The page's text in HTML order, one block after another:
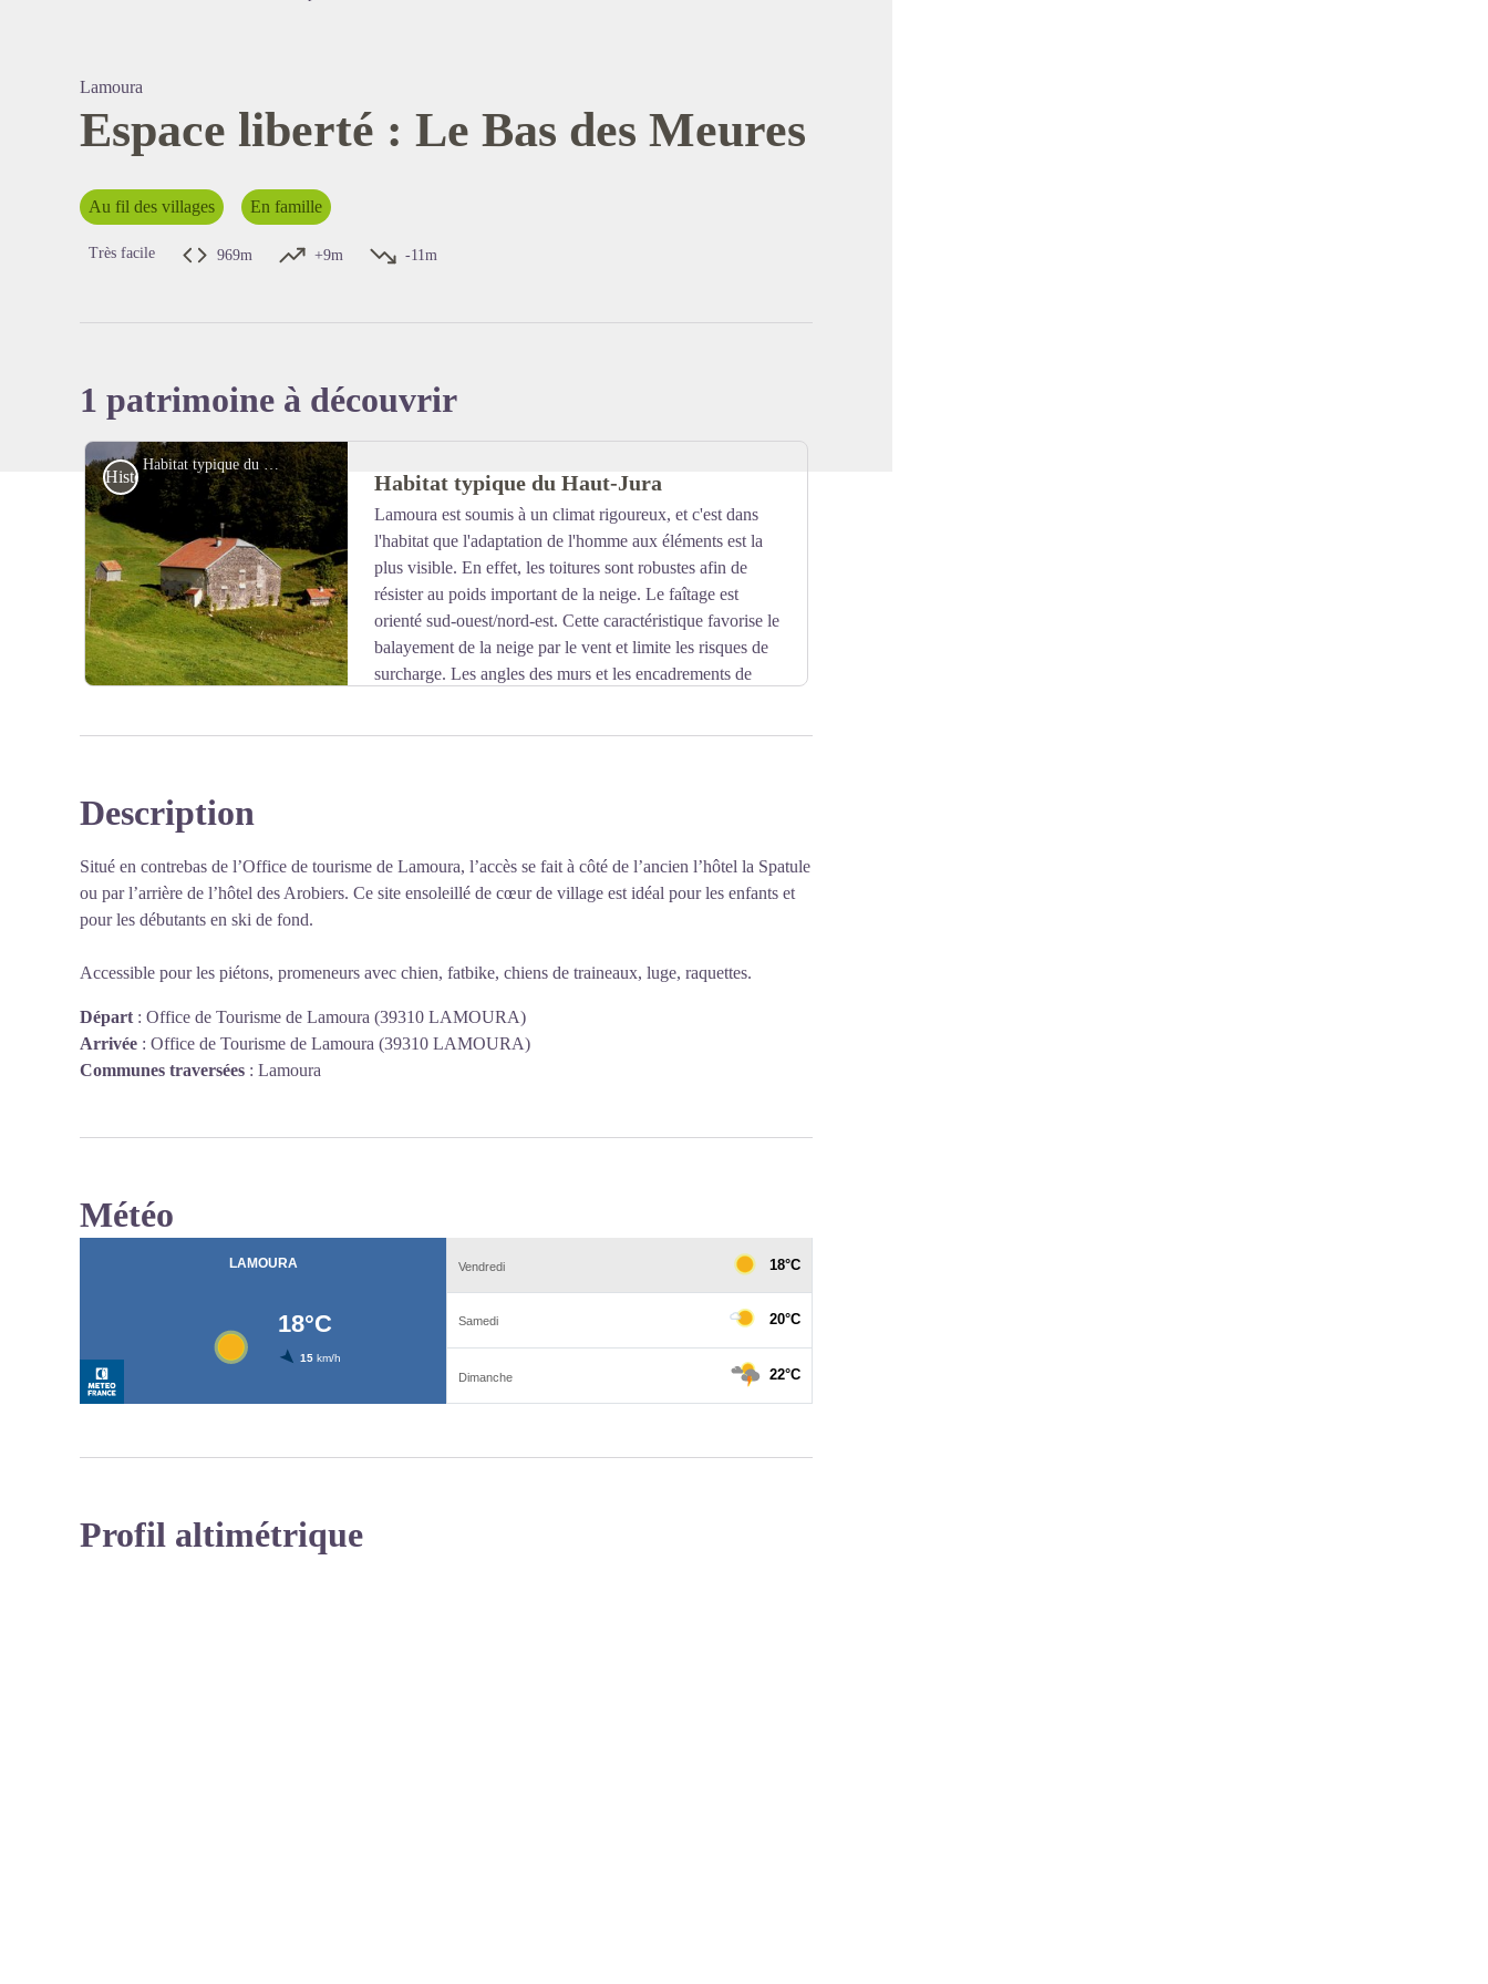
Lamoura
Espace liberté : Le Bas des Meures
Au fil des villages En famille
Très facile 969m +9m -11m
1 patrimoine à découvrir
Habitat typique du Haut-Jura -
Voir l'image en plein écran
Histoire et Patrimoine Habitat typique du Haut-Jura
Lamoura est soumis à un climat rigoureux, et c'est dans
l'habitat que l'adaptation de l'homme aux éléments est la
plus visible. En effet, les toitures sont robustes afin de
résister au poids important de la neige. Le faîtage est
orienté sud-ouest/nord-est. Cette caractéristique favorise le
balayement de la neige par le vent et limite les risques de
surcharge. Les angles des murs et les encadrements de
"ferme-bloc", car toutes les fonctions sont réunies dans le même volume afin d'économiser la
chaleur et d'éviter de sortir durant l'hiver. Mais cette accumulation de matière combustible
augmentait les risques d'incendies. C'est donc dans le but de mettre à l'abri les "richesses" de la
famille que les greniers-forts furent bâtis.
Description
Situé en contrebas de l’Office de tourisme de Lamoura, l’accès se fait à côté de l’ancien l’hôtel la Spatule
ou par l’arrière de l’hôtel des Arobiers. Ce site ensoleillé de cœur de village est idéal pour les enfants et
pour les débutants en ski de fond.
Accessible pour les piétons, promeneurs avec chien, fatbike, chiens de traineaux, luge, raquettes.
Départ : Office de Tourisme de Lamoura (39310 LAMOURA)
Arrivée : Office de Tourisme de Lamoura (39310 LAMOURA)
Communes traversées : Lamoura
Météo
Profil altimétrique